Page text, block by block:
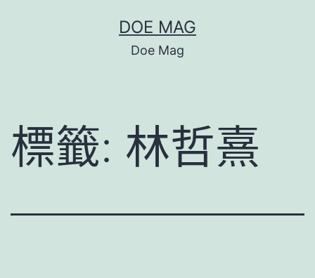
容
DOE MAG
Doe Mag
標籤: 林哲熹